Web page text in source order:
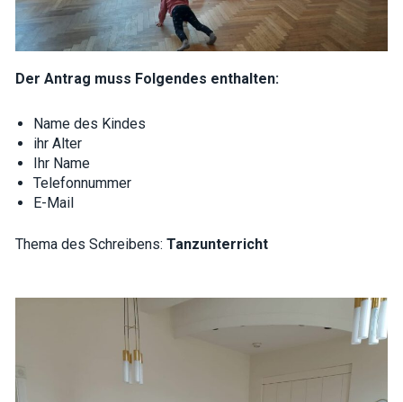
Der Antrag muss Folgendes enthalten:
Name des Kindes
ihr Alter
Ihr Name
Telefonnummer
E-Mail
Thema des Schreibens:Tanzunterricht